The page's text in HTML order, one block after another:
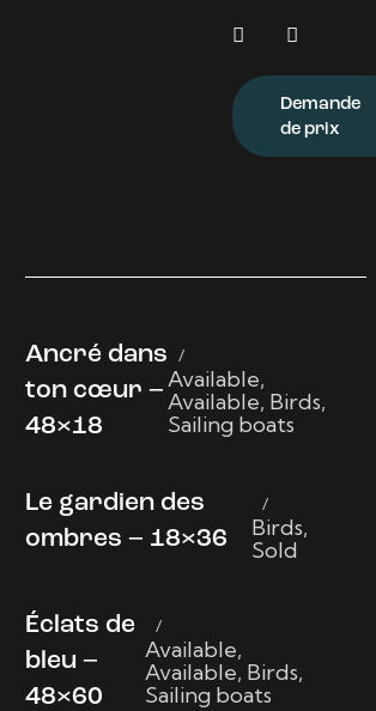
Demande
de prix
Available,
Available, Birds,
Sailing boats
Ancré dans
ton cœur –
48×18
Birds,
Sold
Le gardien des
ombres – 18×36
Available,
Available, Birds,
Sailing boats
Éclats de
bleu –
48×60